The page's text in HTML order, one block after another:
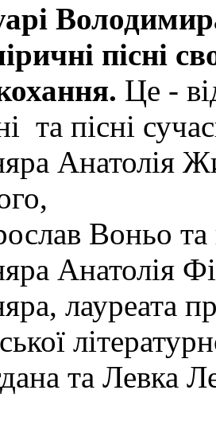
пісні
Це -
та пісні
Анатолія
Воньо
Анатолія
лауреата
та Левка